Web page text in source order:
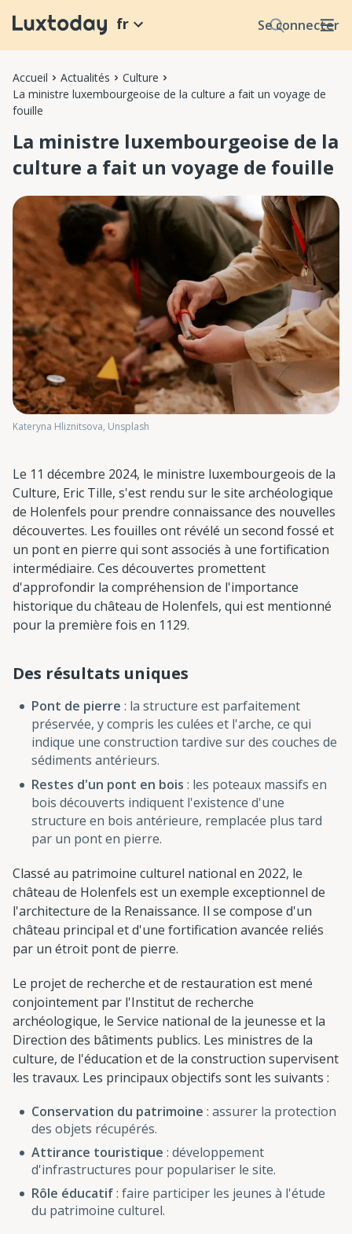
Se connecter
fr
Accueil Actualités
Culture
La ministre luxembourgeoise de la culture a fait un voyage de
fouille
La ministre luxembourgeoise de la
culture a fait un voyage de fouille
Kateryna Hliznitsova, Unsplash
Le 11 décembre 2024, le ministre luxembourgeois de la
Culture, Eric Tille, s'est rendu sur le site archéologique
de Holenfels pour prendre connaissance des nouvelles
découvertes. Les fouilles ont révélé un second fossé et
un pont en pierre qui sont associés à une fortification
intermédiaire. Ces découvertes promettent
d'approfondir la compréhension de l'importance
historique du château de Holenfels, qui est mentionné
pour la première fois en 1129.
Des résultats uniques
Pont de pierre : la structure est parfaitement
préservée, y compris les culées et l'arche, ce qui
indique une construction tardive sur des couches de
sédiments antérieurs.
Restes d'un pont en bois : les poteaux massifs en
bois découverts indiquent l'existence d'une
structure en bois antérieure, remplacée plus tard
par un pont en pierre.
Classé au patrimoine culturel national en 2022, le
château de Holenfels est un exemple exceptionnel de
l'architecture de la Renaissance. Il se compose d'un
château principal et d'une fortification avancée reliés
par un étroit pont de pierre.
Le projet de recherche et de restauration est mené
conjointement par l'Institut de recherche
archéologique, le Service national de la jeunesse et la
Direction des bâtiments publics. Les ministres de la
culture, de l'éducation et de la construction supervisent
les travaux. Les principaux objectifs sont les suivants :
Conservation du patrimoine : assurer la protection
des objets récupérés.
Attirance touristique : développement
d'infrastructures pour populariser le site.
Rôle éducatif: faire participer les jeunes à l'étude
du patrimoine culturel.